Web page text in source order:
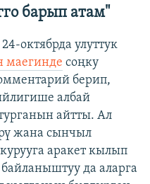
барып атам"
24-октябрда улуттук
маегинде соңку
берип,
албай
айтты. Ал
жана сынчыл
аракет кылып
да аларга